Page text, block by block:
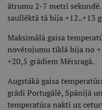
ātrumu 2-7 metri
saullēktā tā bija +12..+13
Maksimālā gaisa
novērojumu tīklā bija no
+20,5 grādiem Mērsragā.
Augstākā gaisa
grādi Portugālē, Spānijā
temperatūra naktī uz